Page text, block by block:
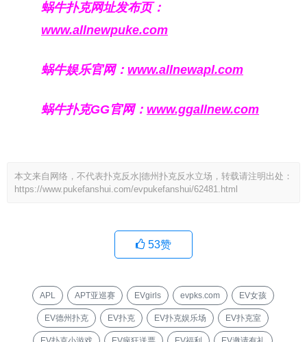
蜗牛扑克网址发布页：
www.allnewpuke.com
蜗牛娱乐官网： www.allnewapl.com
蜗牛扑克GG官网： www.ggallnew.com
本文来自网络，不代表扑克反水|德州扑克反水立场，转载请注明出处：
https://www.pukefanshui.com/evpukefanshui/62481.html
53赞
APL APT亚巡赛 EVgirls evpks.com EV女孩
EV德州扑克 EV扑克 EV扑克娱乐场 EV扑克室